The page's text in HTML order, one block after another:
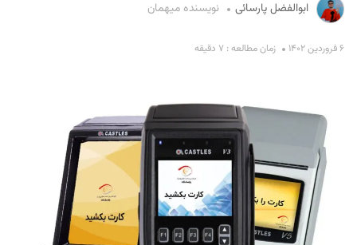
ابوالفضل پارسائی نویسنده میهمان
۶ فروردین ۱۴۰۲ زمان مطالعه : ۷ دقیقه